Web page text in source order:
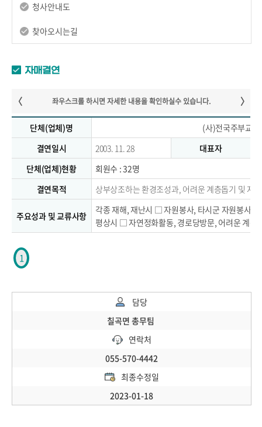
청사안내도
찾아오시는길
자매결연
단체(업체)명
(사)전국주부교
결연일시
2003. 11. 28 대표자
단체(업체)현황
회원수 : 32명
결연목적
상부상조하는 환경조성과, 어려운 계층돕기 및 자
주요성과 및 교류사항
각종 재해, 재난시 □ 자원봉사, 타시군 자원봉사안
평상시 □ 자연정화활동, 경로당방문, 어려운 계층
1
담당
칠곡면 총무팀
연락처
055-570-4442
최종수정일
2023-01-18